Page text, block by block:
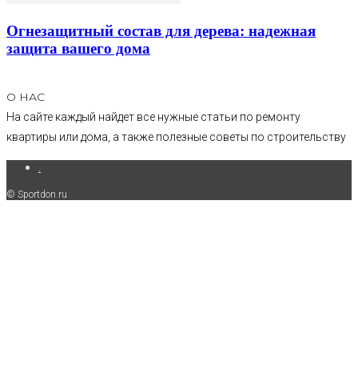
Огнезащитный состав для дерева: надежная
защита вашего дома
О НАС
На сайте каждый найдет все нужные статьи по ремонту
квартиры или дома, а также полезные советы по строительству
© Sportdon.ru